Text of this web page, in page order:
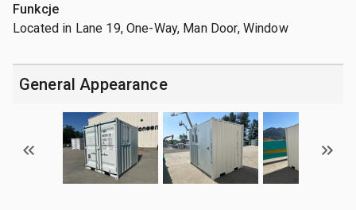
Funkcje
Located in Lane 19, One-Way, Man Door, Window
General Appearance